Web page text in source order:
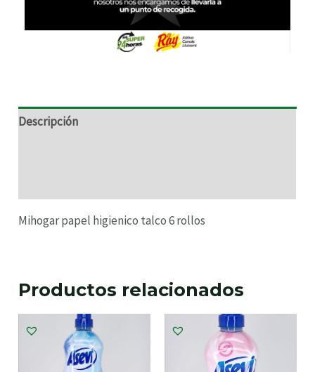
Descripción
Mihogar papel higienico talco 6 rollos
Productos relacionados